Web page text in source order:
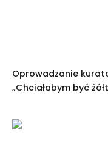
Oprowadzanie
„Chciałabym być